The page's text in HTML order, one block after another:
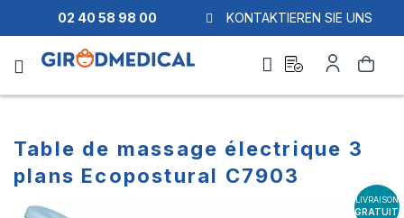
02 40 58 98 00 KONTAKTIEREN SIE UNS
Search
quote
Account
Table de massage électrique 3
plans Ecopostural C7903
LIVRAISON
GRATUITE
Skip
Skip